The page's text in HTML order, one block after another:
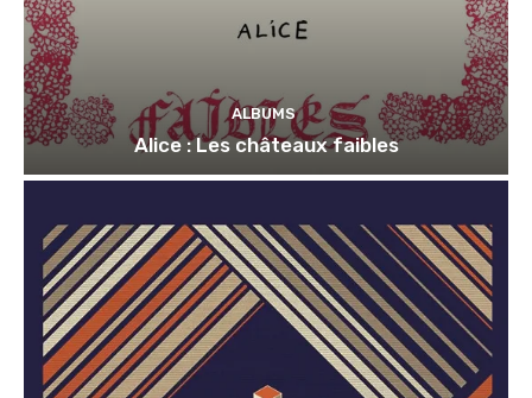
ALBUMS
Alice : Les châteaux faibles